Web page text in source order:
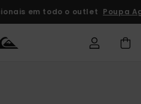
em todo o outlet Poupa